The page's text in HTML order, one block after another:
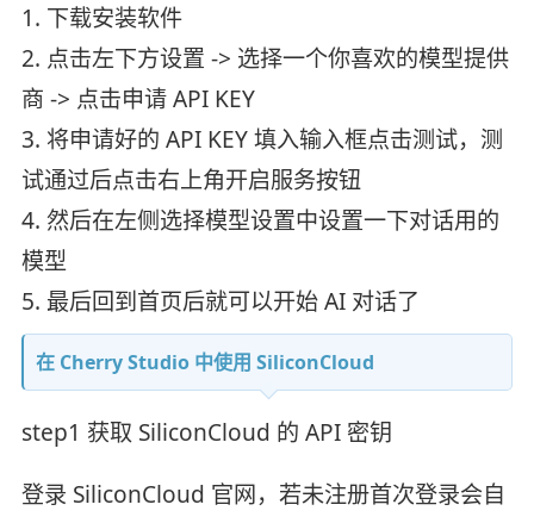
1. 下载安装软件
2. 点击左下方设置 -> 选择一个你喜欢的模型提供
商 -> 点击申请 API KEY
3. 将申请好的 API KEY 填入输入框点击测试，测
试通过后点击右上角开启服务按钮
4. 然后在左侧选择模型设置中设置一下对话用的
模型
5. 最后回到首页后就可以开始 AI 对话了
在 Cherry Studio 中使用 SiliconCloud
step1 获取 SiliconCloud 的 API 密钥
登录 SiliconCloud 官网，若未注册首次登录会自